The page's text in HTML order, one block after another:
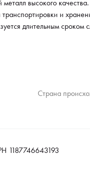
высокого
и
длительным сроком
Страна